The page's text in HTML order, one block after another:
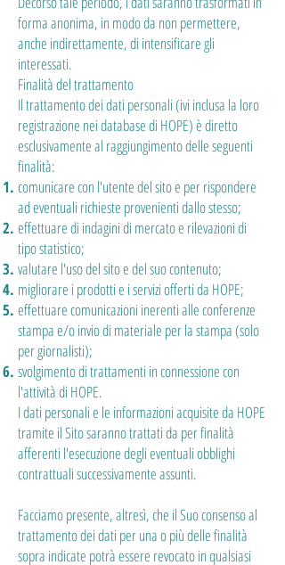
forma anonima, in modo da non permettere,
anche indirettamente, di intensificare gli
interessati.
Finalità del trattamento
Il trattamento dei dati personali (ivi inclusa la loro
registrazione nei database di HOPE) è diretto
esclusivamente al raggiungimento delle seguenti
finalità:​
comunicare con l'utente del sito e per rispondere
ad eventuali richieste provenienti dallo stesso;
effettuare di indagini di mercato e rilevazioni di
tipo statistico;
valutare l'uso del sito e del suo contenuto;
migliorare i prodotti e i servizi offerti da HOPE;
effettuare comunicazioni inerenti alle conferenze
stampa e/o invio di materiale per la stampa (solo
per giornalisti);
svolgimento di trattamenti in connessione con
l'attività di HOPE.
I dati personali e le informazioni acquisite da HOPE
tramite il Sito saranno trattati da per finalità
afferenti l'esecuzione degli eventuali obblighi
contrattuali successivamente assunti.
Facciamo presente, altresì, che il Suo consenso al
trattamento dei dati per una o più delle finalità
sopra indicate potrà essere revocato in qualsiasi